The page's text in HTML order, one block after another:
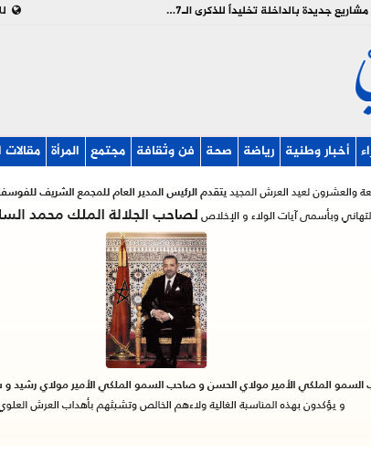
بالفيديو : تدشين وإطلاق مشاريع جديدة بالداخلة تخليداً للذكرى الـ27 لعيد العرش
أخبار وطنية رياضة صحة فن وثقافة مجتمع المرأة مقالات